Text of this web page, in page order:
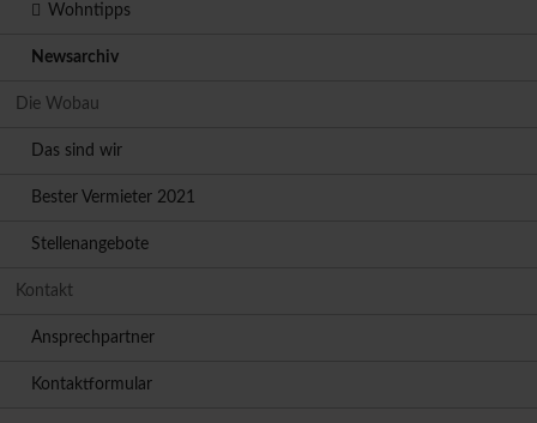
Wohntipps
Newsarchiv
Die Wobau
Das sind wir
Bester Vermieter 2021
Stellenangebote
Kontakt
Ansprechpartner
Kontaktformular